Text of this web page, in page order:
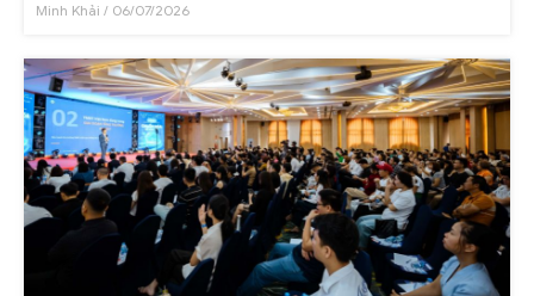
Minh Khải 06/07/2026